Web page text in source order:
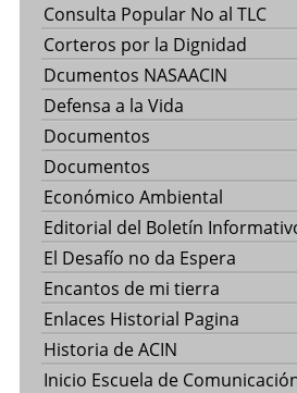
Consulta Popular No al TLC
Corteros por la Dignidad
Dcumentos NASAACIN
Defensa a la Vida
Documentos
Documentos
Económico Ambiental
Editorial del Boletín
El Desafío no da Espera
Encantos de mi tierra
Enlaces Historial Pagina
Historia de ACIN
Inicio Escuela de